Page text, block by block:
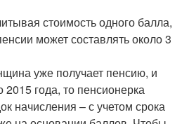
стоимость одного балла,
может составлять около 3
уже получает пенсию, и
года, то пенсионерка
начисления – с учетом срока